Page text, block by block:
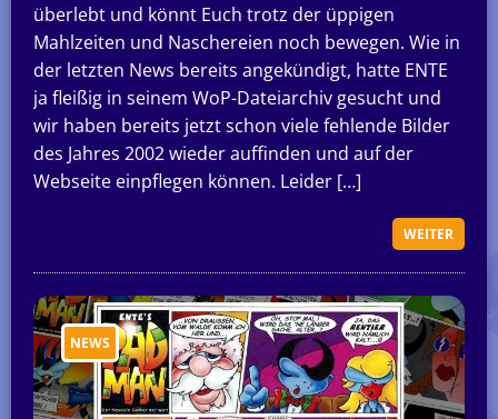
überlebt und könnt Euch trotz der üppigen
Mahlzeiten und Naschereien noch bewegen. Wie in
der letzten News bereits angekündigt, hatte ENTE
ja fleißig in seinem WoP-Dateiarchiv gesucht und
wir haben bereits jetzt schon viele fehlende Bilder
des Jahres 2002 wieder auffinden und auf der
Webseite einpflegen können. Leider […]
WEITER
NEWS